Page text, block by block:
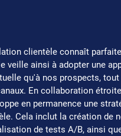
clientèle connaît
veille ainsi à adopter une
qu'à nos prospects, tout
En collaboration
en permanence une
Cela inclut la création de
de tests A/B, ainsi